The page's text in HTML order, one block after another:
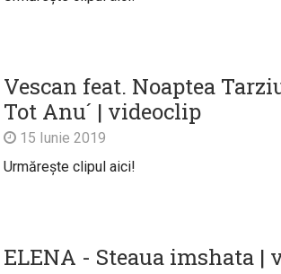
Vescan feat. Noaptea
Tot Anu´ | videoclip
15 Iunie 2019
Urmărește clipul aici!
ELENA - Steaua imshata |